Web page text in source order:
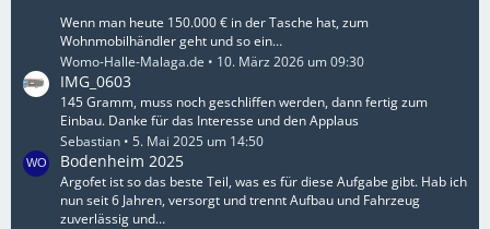
Wenn man heute 150.000 € in der Tasche hat, zum
Wohnmobilhändler geht und so ein…
Womo-Halle-Malaga.de
10. März 2026 um 09:30
IMG_0603
145 Gramm, muss noch geschliffen werden, dann fertig zum
Einbau. Danke für das Interesse und den Applaus
Sebastian
5. Mai 2025 um 14:50
Bodenheim 2025
Argofet ist so das beste Teil, was es für diese Aufgabe gibt. Hab ich
nun seit 6 Jahren, versorgt und trennt Aufbau und Fahrzeug
zuverlässig und…